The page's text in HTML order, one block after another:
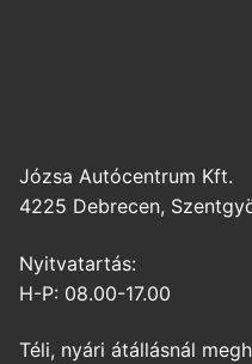
Józsa Autócentrum Kft.
4225 Debrecen,
Nyitvatartás:
H-P: 08.00-17.00
Téli, nyári átállásnál